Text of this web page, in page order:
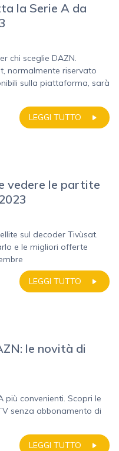
la Serie A da
chi sceglie DAZN.
normalmente riservato
sulla piattaforma, sarà
LEGGI TUTTO
vedere le partite
sul decoder Tivùsat.
e le migliori offerte
LEGGI TUTTO
le novità di
più convenienti. Scopri le
senza abbonamento di
LEGGI TUTTO